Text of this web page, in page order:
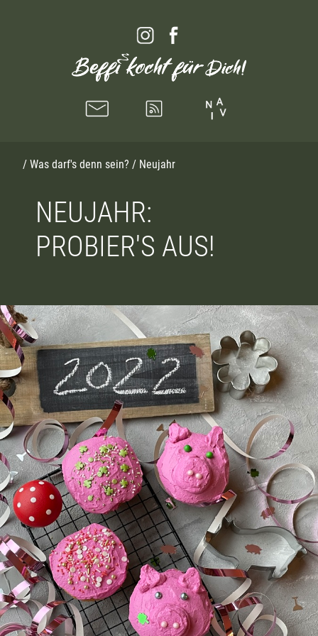
/ Was darf's denn sein? / Neujahr
NEUJAHR:
PROBIER'S AUS!